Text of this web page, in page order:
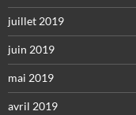
juillet 2019
juin 2019
mai 2019
avril 2019